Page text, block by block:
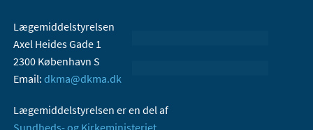
Lægemiddelstyrelsen
Axel Heides Gade 1
2300 København S
Email: dkma@dkma.dk
Lægemiddelstyrelsen er en del af
Sundheds- og Kirkeministeriet.